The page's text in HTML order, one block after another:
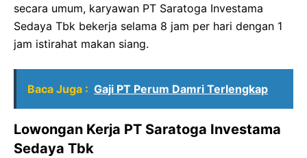
secara umum, karyawan PT Saratoga Investama
Sedaya Tbk bekerja selama 8 jam per hari dengan 1
jam istirahat makan siang.
Baca Juga : Gaji PT Perum Damri Terlengkap
Lowongan Kerja PT Saratoga Investama
Sedaya Tbk